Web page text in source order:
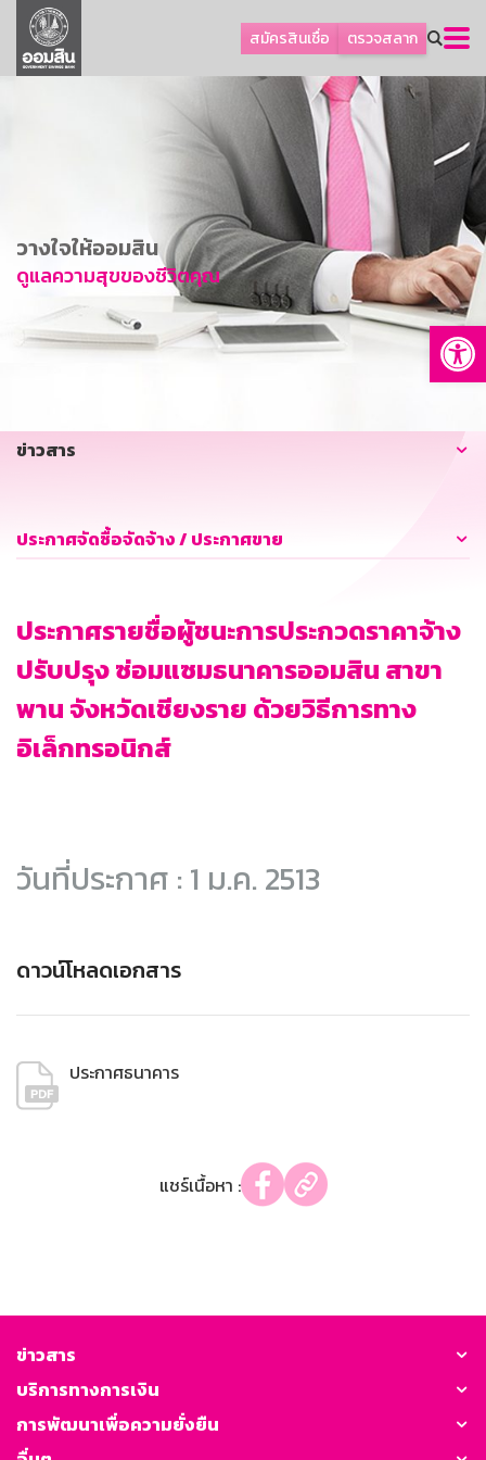
สมัครสินเชื่อ ตรวจสลาก
ลูกค้าธุรกิจ
ลูกค้าผู้ประกอบรายย่อย
การพัฒนาที่ยั่งยืน
ข่าวสาร
บริการทางการเงิน
อื่นๆ
วางใจให้ออมสิน
ดูแลความสุขของชีวิตคุณ
ข่าวสาร
ประกาศจัดซื้อจัดจ้าง / ประกาศขาย
ประกาศรายชื่อผู้ชนะการประกวดราคาจ้าง
ปรับปรุง ซ่อมแซมธนาคารออมสิน สาขา
พาน จังหวัดเชียงราย ด้วยวิธีการทาง
อิเล็กทรอนิกส์
วันที่ประกาศ : 1 ม.ค. 2513
ดาวน์โหลดเอกสาร
ประกาศธนาคาร
แชร์เนื้อหา :
ข่าวสาร
บริการทางการเงิน
การพัฒนาเพื่อความยั่งยืน